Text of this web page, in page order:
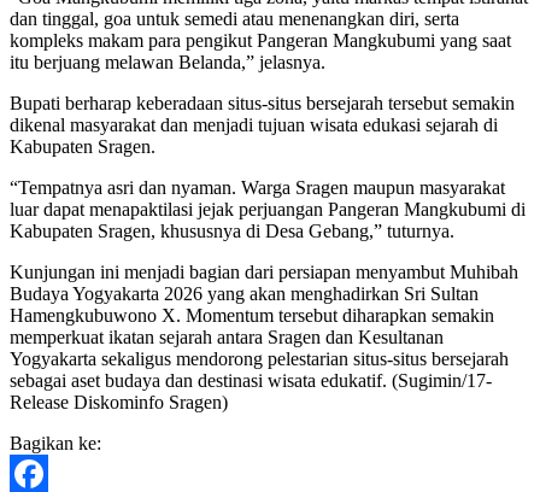
dan tinggal, goa untuk semedi atau menenangkan diri, serta
kompleks makam para pengikut Pangeran Mangkubumi yang saat
itu berjuang melawan Belanda,” jelasnya.
Bupati berharap keberadaan situs-situs bersejarah tersebut semakin
dikenal masyarakat dan menjadi tujuan wisata edukasi sejarah di
Kabupaten Sragen.
“Tempatnya asri dan nyaman. Warga Sragen maupun masyarakat
luar dapat menapaktilasi jejak perjuangan Pangeran Mangkubumi di
Kabupaten Sragen, khususnya di Desa Gebang,” tuturnya.
Kunjungan ini menjadi bagian dari persiapan menyambut Muhibah
Budaya Yogyakarta 2026 yang akan menghadirkan Sri Sultan
Hamengkubuwono X. Momentum tersebut diharapkan semakin
memperkuat ikatan sejarah antara Sragen dan Kesultanan
Yogyakarta sekaligus mendorong pelestarian situs-situs bersejarah
sebagai aset budaya dan destinasi wisata edukatif. (Sugimin/17-
Release Diskominfo Sragen)
Bagikan ke: